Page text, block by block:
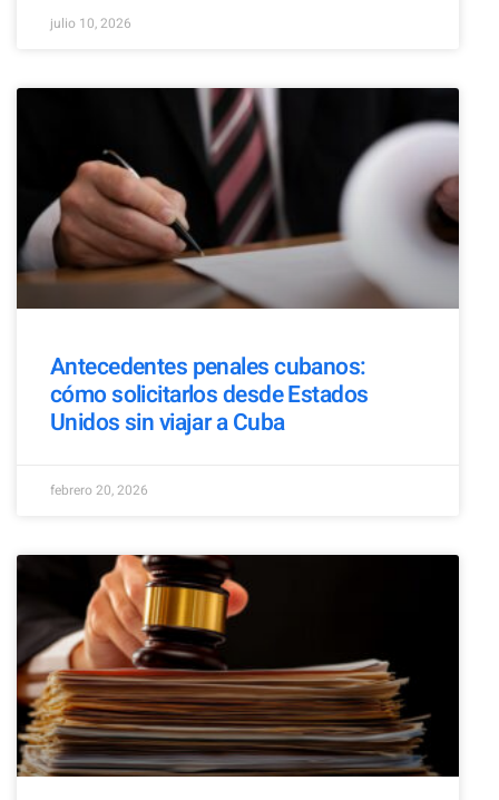
julio 10, 2026
Antecedentes penales cubanos:
cómo solicitarlos desde Estados
Unidos sin viajar a Cuba
febrero 20, 2026